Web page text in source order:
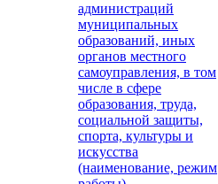
администраций
муниципальных
образований, иных
органов местного
самоуправления, в том
числе в сфере
образования, труда,
социальной защиты,
спорта, культуры и
искусства
(наименование, режим